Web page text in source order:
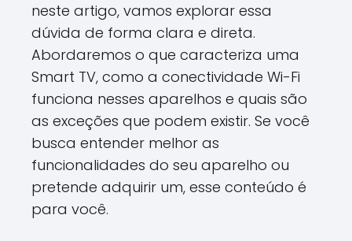
neste artigo, vamos explorar essa
dúvida de forma clara e direta.
Abordaremos o que caracteriza uma
Smart TV, como a conectividade Wi-Fi
funciona nesses aparelhos e quais são
as exceções que podem existir. Se você
busca entender melhor as
funcionalidades do seu aparelho ou
pretende adquirir um, esse conteúdo é
para você.